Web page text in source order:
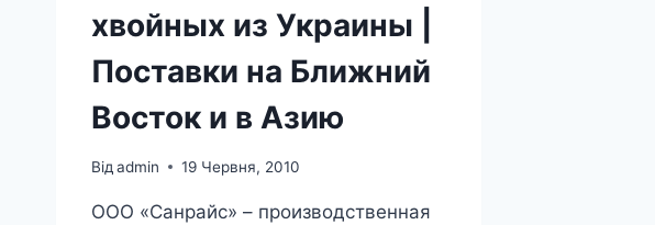
хвойных из Украины |
Поставки на Ближний
Восток и в Азию
Від admin 19 Червня, 2010
ООО «Санрайс» – производственная